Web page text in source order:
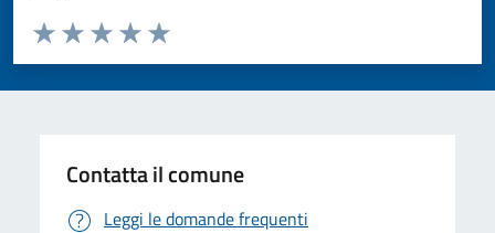
Valuta da 1 a 5 stelle la pagina
Valuta 5 stelle su 5
Valuta 4 stelle su 5
Valuta 3 stelle su 5
Valuta 2 stelle su 5
Valuta 1 stelle su 5
Contatta il comune
Leggi le domande frequenti